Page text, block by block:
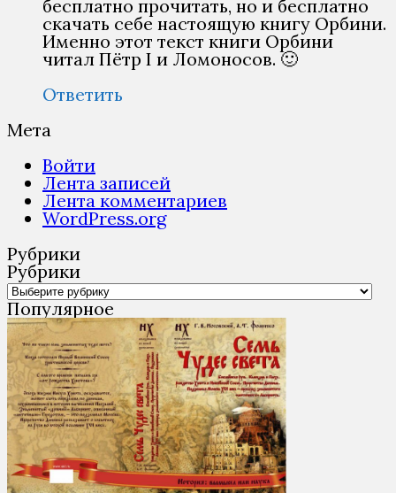
бесплатно прочитать, но и бесплатно
скачать себе настоящую книгу Орбини.
Именно этот текст книги Орбини
читал Пётр I и Ломоносов. 🙂
Ответить
Мета
Войти
Лента записей
Лента комментариев
WordPress.org
Рубрики
Рубрики
Популярное